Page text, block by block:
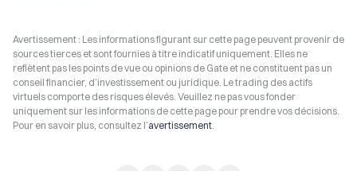
Avertissement : Les informations figurant sur cette page peuvent provenir de
sources tierces et sont fournies à titre indicatif uniquement. Elles ne
reflètent pas les points de vue ou opinions de Gate et ne constituent pas un
conseil financier, d’investissement ou juridique. Le trading des actifs
virtuels comporte des risques élevés. Veuillez ne pas vous fonder
uniquement sur les informations de cette page pour prendre vos décisions.
Pour en savoir plus, consultez l’avertissement.